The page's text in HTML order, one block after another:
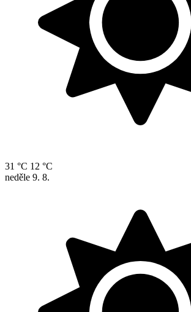
31 °C 12 °C
neděle 9. 8.